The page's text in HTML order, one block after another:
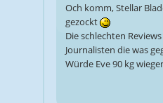
Och komm, Stellar
gezockt
Die schlechten
Journalisten die was
Würde Eve 90 kg